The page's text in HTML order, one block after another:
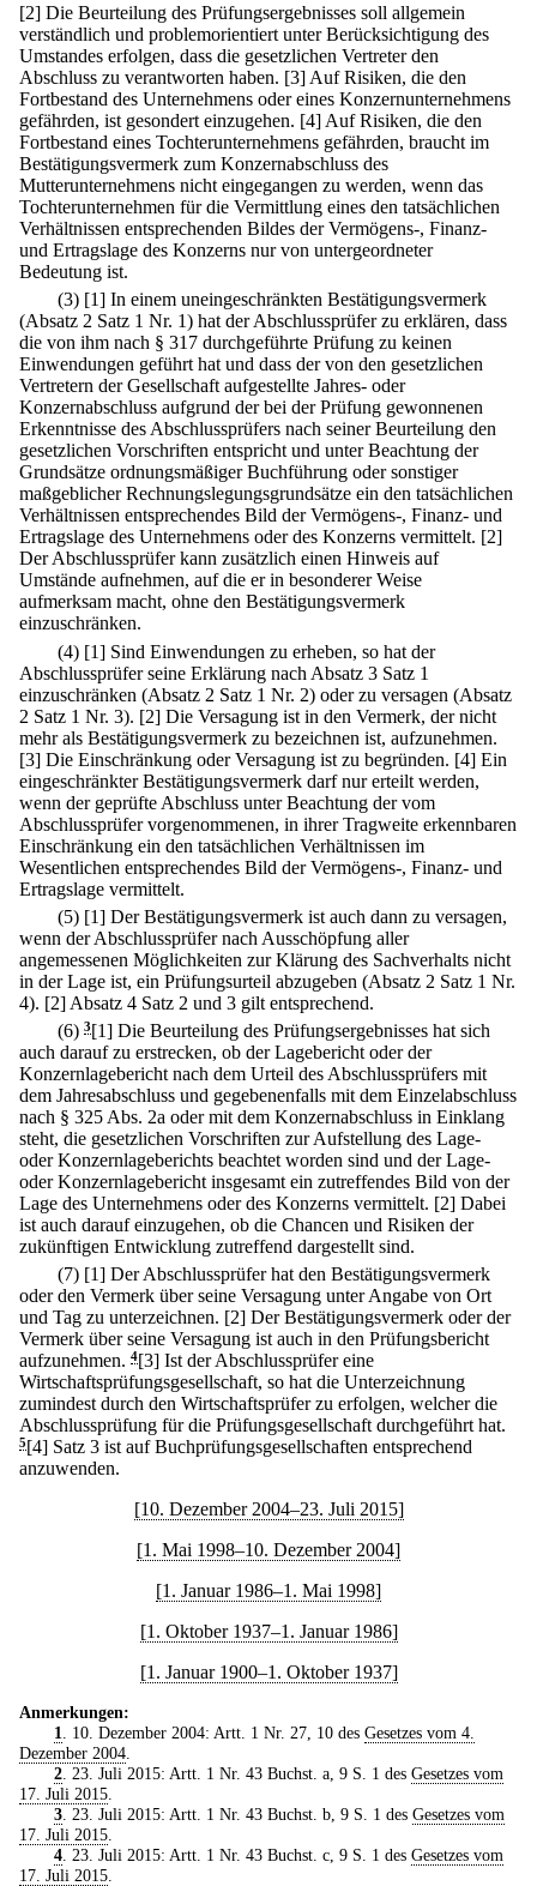
[2] Die Beurteilung des Prüfungsergebnisses soll allgemein
verständlich und problemorientiert unter Berücksichtigung des
Umstandes erfolgen, dass die gesetzlichen Vertreter den
Abschluss zu verantworten haben. [3] Auf Risiken, die den
Fortbestand des Unternehmens oder eines Konzernunternehmens
gefährden, ist gesondert einzugehen. [4] Auf Risiken, die den
Fortbestand eines Tochterunternehmens gefährden, braucht im
Bestätigungsvermerk zum Konzernabschluss des
Mutterunternehmens nicht eingegangen zu werden, wenn das
Tochterunternehmen für die Vermittlung eines den tatsächlichen
Verhältnissen entsprechenden Bildes der Vermögens-, Finanz-
und Ertragslage des Konzerns nur von untergeordneter
Bedeutung ist.
(3) [1] In einem uneingeschränkten Bestätigungsvermerk
(Absatz 2 Satz 1 Nr. 1) hat der Abschlussprüfer zu erklären, dass
die von ihm nach § 317 durchgeführte Prüfung zu keinen
Einwendungen geführt hat und dass der von den gesetzlichen
Vertretern der Gesellschaft aufgestellte Jahres- oder
Konzernabschluss aufgrund der bei der Prüfung gewonnenen
Erkenntnisse des Abschlussprüfers nach seiner Beurteilung den
gesetzlichen Vorschriften entspricht und unter Beachtung der
Grundsätze ordnungsmäßiger Buchführung oder sonstiger
maßgeblicher Rechnungslegungsgrundsätze ein den tatsächlichen
Verhältnissen entsprechendes Bild der Vermögens-, Finanz- und
Ertragslage des Unternehmens oder des Konzerns vermittelt. [2]
Der Abschlussprüfer kann zusätzlich einen Hinweis auf
Umstände aufnehmen, auf die er in besonderer Weise
aufmerksam macht, ohne den Bestätigungsvermerk
einzuschränken.
(4) [1] Sind Einwendungen zu erheben, so hat der
Abschlussprüfer seine Erklärung nach Absatz 3 Satz 1
einzuschränken (Absatz 2 Satz 1 Nr. 2) oder zu versagen (Absatz
2 Satz 1 Nr. 3). [2] Die Versagung ist in den Vermerk, der nicht
mehr als Bestätigungsvermerk zu bezeichnen ist, aufzunehmen.
[3] Die Einschränkung oder Versagung ist zu begründen. [4] Ein
eingeschränkter Bestätigungsvermerk darf nur erteilt werden,
wenn der geprüfte Abschluss unter Beachtung der vom
Abschlussprüfer vorgenommenen, in ihrer Tragweite erkennbaren
Einschränkung ein den tatsächlichen Verhältnissen im
Wesentlichen entsprechendes Bild der Vermögens-, Finanz- und
Ertragslage vermittelt.
(5) [1] Der Bestätigungsvermerk ist auch dann zu versagen,
wenn der Abschlussprüfer nach Ausschöpfung aller
angemessenen Möglichkeiten zur Klärung des Sachverhalts nicht
in der Lage ist, ein Prüfungsurteil abzugeben (Absatz 2 Satz 1 Nr.
4). [2] Absatz 4 Satz 2 und 3 gilt entsprechend.
(6) 3[1] Die Beurteilung des Prüfungsergebnisses hat sich
auch darauf zu erstrecken, ob der Lagebericht oder der
Konzernlagebericht nach dem Urteil des Abschlussprüfers mit
dem Jahresabschluss und gegebenenfalls mit dem Einzelabschluss
nach § 325 Abs. 2a oder mit dem Konzernabschluss in Einklang
steht, die gesetzlichen Vorschriften zur Aufstellung des Lage-
oder Konzernlageberichts beachtet worden sind und der Lage-
oder Konzernlagebericht insgesamt ein zutreffendes Bild von der
Lage des Unternehmens oder des Konzerns vermittelt. [2] Dabei
ist auch darauf einzugehen, ob die Chancen und Risiken der
zukünftigen Entwicklung zutreffend dargestellt sind.
(7) [1] Der Abschlussprüfer hat den Bestätigungsvermerk
oder den Vermerk über seine Versagung unter Angabe von Ort
und Tag zu unterzeichnen. [2] Der Bestätigungsvermerk oder der
Vermerk über seine Versagung ist auch in den Prüfungsbericht
aufzunehmen. 4[3] Ist der Abschlussprüfer eine
Wirtschaftsprüfungsgesellschaft, so hat die Unterzeichnung
zumindest durch den Wirtschaftsprüfer zu erfolgen, welcher die
Abschlussprüfung für die Prüfungsgesellschaft durchgeführt hat.
5[4] Satz 3 ist auf Buchprüfungsgesellschaften entsprechend
anzuwenden.
[10. Dezember 2004–23. Juli 2015]
[1. Mai 1998–10. Dezember 2004]
[1. Januar 1986–1. Mai 1998]
[1. Oktober 1937–1. Januar 1986]
[1. Januar 1900–1. Oktober 1937]
Anmerkungen:
1. 10. Dezember 2004: Artt. 1 Nr. 27, 10 des Gesetzes vom 4.
Dezember 2004.
2. 23. Juli 2015: Artt. 1 Nr. 43 Buchst. a, 9 S. 1 des Gesetzes vom
17. Juli 2015.
3. 23. Juli 2015: Artt. 1 Nr. 43 Buchst. b, 9 S. 1 des Gesetzes vom
17. Juli 2015.
4. 23. Juli 2015: Artt. 1 Nr. 43 Buchst. c, 9 S. 1 des Gesetzes vom
17. Juli 2015.